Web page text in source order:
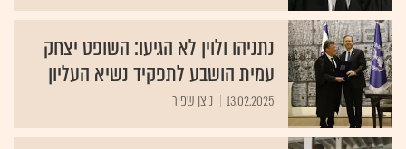
נתניהו ולוין לא הגיעו: השופט יצחק
עמית הושבע לתפקיד נשיא העליון
13.02.2025 ניצן שפיר